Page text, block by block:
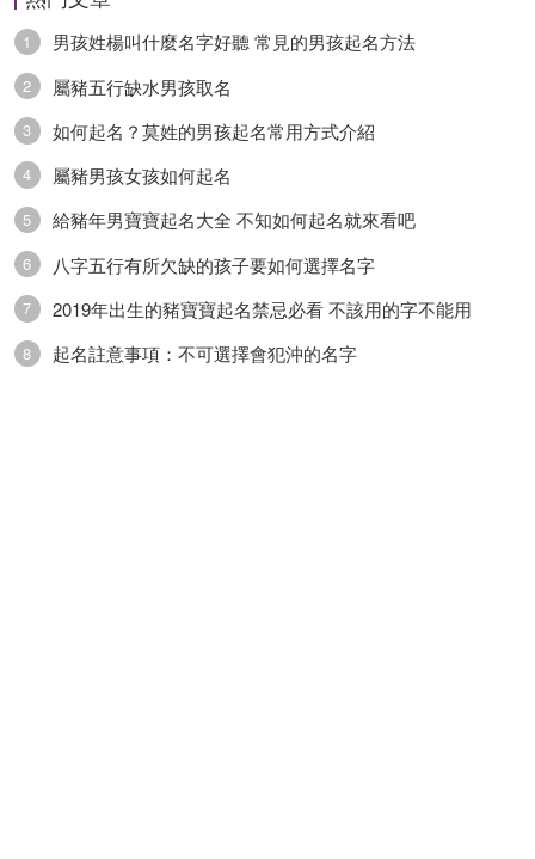
1 男孩姓楊叫什麼名字好聽 常見的男孩起名方法
2 屬豬五行缺水男孩取名
3 如何起名？莫姓的男孩起名常用方式介紹
4 屬豬男孩女孩如何起名
5 給豬年男寶寶起名大全 不知如何起名就來看吧
6 八字五行有所欠缺的孩子要如何選擇名字
7 2019年出生的豬寶寶起名禁忌必看 不該用的字不能用
8 起名註意事項：不可選擇會犯沖的名字